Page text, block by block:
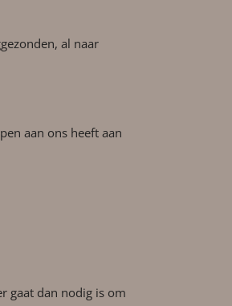
al naar
aan ons heeft aan
gaat dan nodig is om